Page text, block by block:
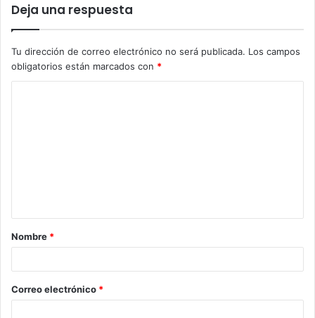
Deja una respuesta
Tu dirección de correo electrónico no será publicada. Los campos
obligatorios están marcados con *
a
r
*
Nombre *
Correo electrónico *